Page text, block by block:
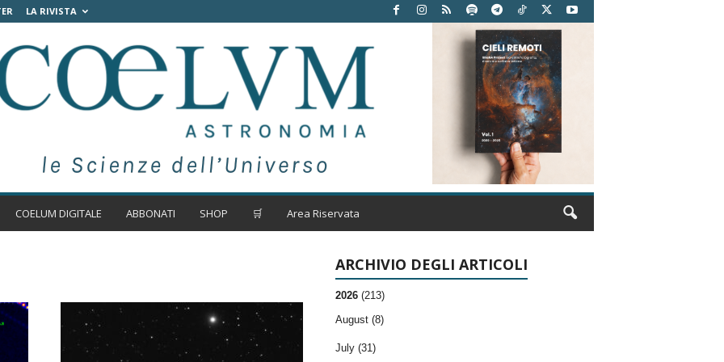
LA RIVISTA
COELUM DIGITALE ABBONATI SHOP 🛒 Area Riservata
ARCHIVIO DEGLI ARTICOLI
2026 (213)
August (8)
July (31)